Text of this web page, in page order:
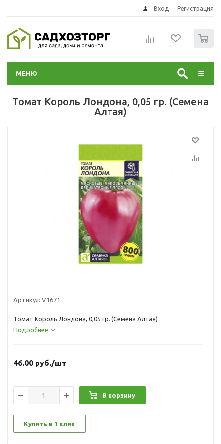
Вход Регистрация
МЕНЮ
Томат Король Лондона, 0,05 гр. (Семена
Алтая)
Артикул: V1671
Томат Король Лондона, 0,05 гр. (Семена Алтая)
Подробнее
46.00 руб./шт
В корзину
Купить в 1 клик